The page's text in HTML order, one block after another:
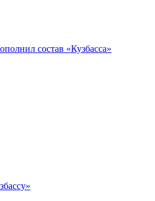
состав «Кузбасса»